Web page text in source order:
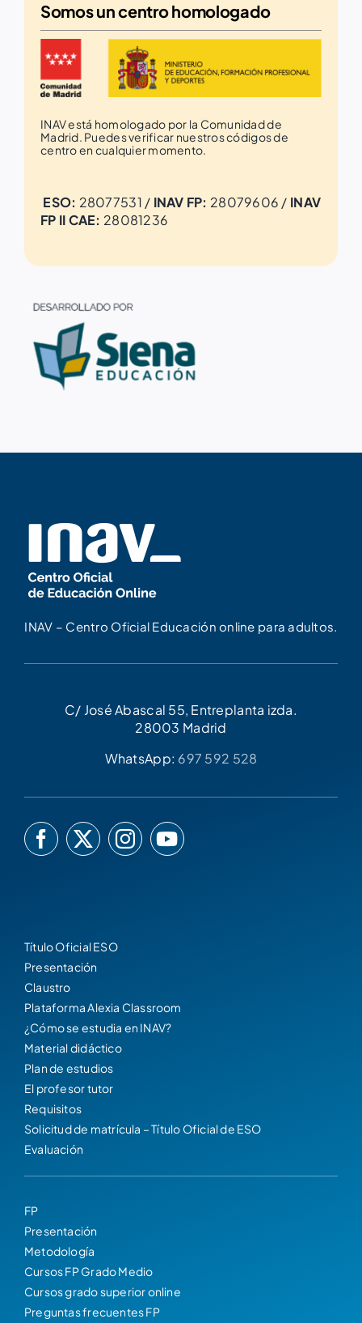
Somos uncentro homologado
INAV está homologado por la Comunidad de
Madrid. Puedes verificar nuestros códigos de
centro en cualquier momento.
ESO: 28077531 / INAV FP: 28079606 / INAV
FP II CAE: 28081236
INAV – Centro Oficial Educación online para adultos.
C/ José Abascal 55, Entreplanta izda.
28003 Madrid
WhatsApp: 697 592 528
Título Oficial ESO
Presentación
Claustro
Plataforma Alexia Classroom
¿Cómo se estudia en INAV?
Material didáctico
Plan de estudios
El profesor tutor
Requisitos
Solicitud de matrícula – Título Oficial de ESO
Evaluación
FP
Presentación
Metodología
Cursos FP Grado Medio
Cursos grado superior online
Preguntas frecuentes FP